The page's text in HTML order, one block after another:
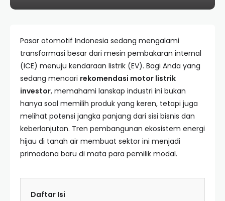
Pasar otomotif Indonesia sedang mengalami
transformasi besar dari mesin pembakaran internal
(ICE) menuju kendaraan listrik (EV). Bagi Anda yang
sedang mencari rekomendasi motor listrik
investor, memahami lanskap industri ini bukan
hanya soal memilih produk yang keren, tetapi juga
melihat potensi jangka panjang dari sisi bisnis dan
keberlanjutan. Tren pembangunan ekosistem energi
hijau di tanah air membuat sektor ini menjadi
primadona baru di mata para pemilik modal.
Daftar Isi